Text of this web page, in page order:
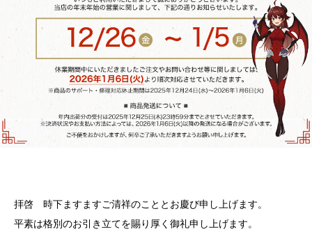
拝啓 時下ますますご清祥のこととお慶び申し上げます。
平素は格別のお引き立てを賜り厚く御礼申し上げます。